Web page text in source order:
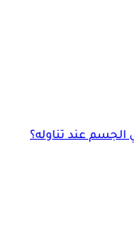
الجسم عند تناوله؟